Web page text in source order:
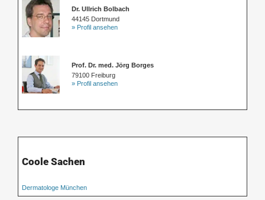
Dr. Ullrich Bolbach
44145 Dortmund
» Profil ansehen
Prof. Dr. med. Jörg Borges
79100 Freiburg
» Profil ansehen
Coole Sachen
Dermatologe München